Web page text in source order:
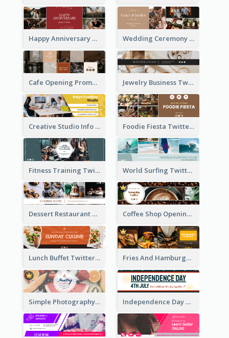
Happy Anniversary Twitter Header Wedding Ceremony Twitter Header
Cafe Opening Promotion Twitter Header Jewelry Business Twitter Header
Creative Studio Info Twitter Header Foodie Fiesta Twitter Header
Fitness Training Twitter Header World Surfing Twitter Header
Dessert Restaurant Twitter Header Coffee Shop Opening Twitter Header
Lunch Buffet Twitter Header Fries And Hamburger Restaurant Twitter Header
Simple Photography Twitter Header Promoting Healthy Independence Day Twitter Header With Decorations